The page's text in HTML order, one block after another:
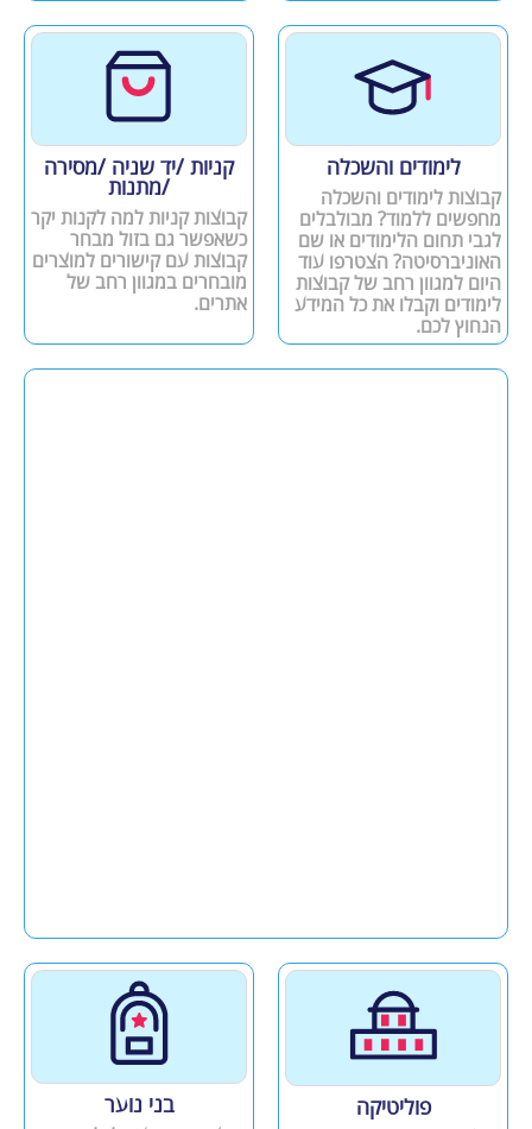
לימודים והשכלה
קבוצות לימודים והשכלה
מחפשים ללמוד? מבולבלים
לגבי תחום הלימודים או שם
האוניברסיטה? הצטרפו עוד
היום למגוון רחב של קבוצות
לימודים וקבלו את כל המידע
הנחוץ לכם.
קניות /יד שניה /מסירה
/מתנות
קבוצות קניות למה לקנות יקר
כשאפשר גם בזול מבחר
קבוצות עם קישורים למוצרים
מובחרים במגוון רחב של
אתרים.
פוליטיקה בני נוער